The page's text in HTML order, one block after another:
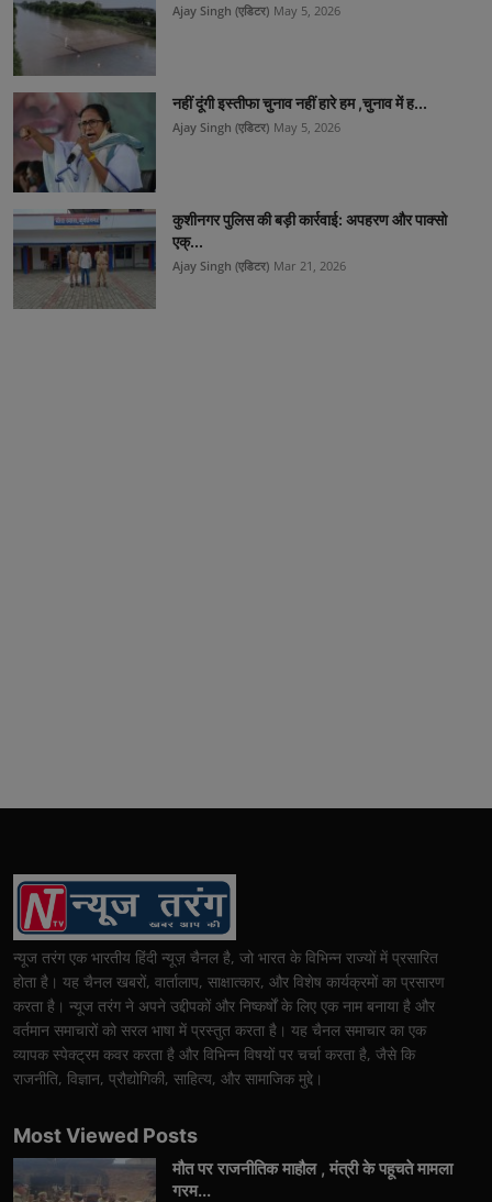
Ajay Singh (एडिटर) May 5, 2026
नहीं दूंगी इस्तीफा चुनाव नहीं हारे हम ,चुनाव में ह...
Ajay Singh (एडिटर) May 5, 2026
कुशीनगर पुलिस की बड़ी कार्रवाई: अपहरण और पाक्सो
एक्...
Ajay Singh (एडिटर) Mar 21, 2026
न्यूज तरंग एक भारतीय हिंदी न्यूज़ चैनल है, जो भारत के विभिन्न राज्यों में प्रसारित
होता है। यह चैनल खबरों, वार्तालाप, साक्षात्कार, और विशेष कार्यक्रमों का प्रसारण
करता है। न्यूज तरंग ने अपने उद्दीपकों और निष्कर्षों के लिए एक नाम बनाया है और
वर्तमान समाचारों को सरल भाषा में प्रस्तुत करता है। यह चैनल समाचार का एक
व्यापक स्पेक्ट्रम कवर करता है और विभिन्न विषयों पर चर्चा करता है, जैसे कि
राजनीति, विज्ञान, प्रौद्योगिकी, साहित्य, और सामाजिक मुद्दे।
Most Viewed Posts
मौत पर राजनीतिक माहौल , मंत्री के पहूचते मामला
गरम...